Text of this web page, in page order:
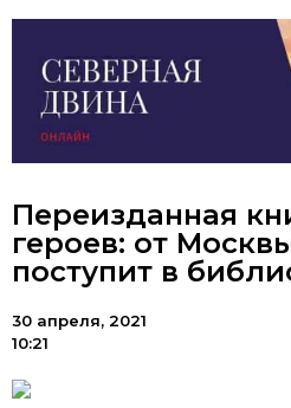
Переизданная
героев: от
поступит в
30 апреля, 2021
10:21